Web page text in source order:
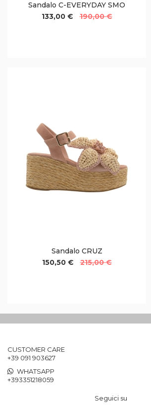
Sandalo C-EVERYDAY SMO
133,00 €
190,00 €
Sandalo CRUZ
150,50 €
215,00 €
CUSTOMER CARE
+39 091 903627
WHATSAPP
+393351218059
Seguici su